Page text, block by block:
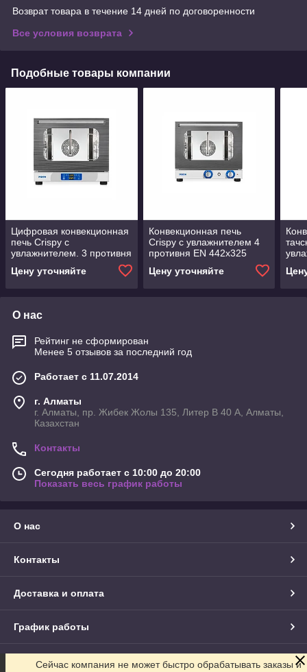
Возврат товара в течение 14 дней по договоренности
Все условия возврата
Подобные товары компании
Цифровая конвекционная
печь Crispy с
увлажнителем. 3 противня
EN 442х325 с инвертором
Piron
Цену уточняйте
Конвекционная печь
Crispy с увлажнителем 4
противня EN 442x325
Цену уточняйте
О нас
Рейтинг не сформирован
Менее 5 отзывов за последний год
Работает с 11.07.2014
г. Алматы
г. Алматы, пр. Жибек Жолы 135, Литер В 40 А, Алматы,
Казахстан
Контакты
Сегодня работает с 10:00 до 20:00
Показать весь график работы
О нас
Контакты
Доставка и оплата
График работы
Полная версия сайта
Сейчас компания не может быстро обрабатывать заказы и